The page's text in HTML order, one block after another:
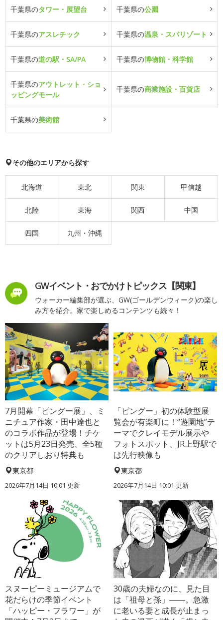
千葉県のタワー・展望台 千葉県の公園
千葉県のアスレチック 千葉県の温泉・スパリゾート
千葉県の道の駅・SA/PA 千葉県の博物館・科学館
千葉県のアウトレット・ショ
ッピングモール
千葉県の商業施設・百貨店
千葉県の美術館
その他のエリアから探す
北海道 東北 関東 甲信越
北陸 東海 関西 中国
四国 九州・沖縄
GWイベント・おでかけトピックス【関東】
ウォーカー編集部が選ぶ、GW(ゴールデンウィーク)の楽し
み方を紹介。家で楽しめるコンテンツも続々！
7月開幕「ピングー展」、ミ
ニチュア作家・田中達也と
のコラボ作品が登場！チケ
ットは5月23日発売、全5種
のクリアしおり特典も
東京都
2026年7月14日 10:01 更新
「ピングー」初の体験型展
覧会が有楽町に！“遊園地”テ
ーマでクレイモデル展示や
フォトスポット、JR上野駅で
は先行映像も
東京都
2026年7月14日 10:01 更新
スヌーピーミュージアムで
花だらけの季節イベント
「ハッピー・フラワー」が
30歳の夫婦なのに、見た目
は「祖母と孫」――。急激
に老いる妻と成長が止まっ